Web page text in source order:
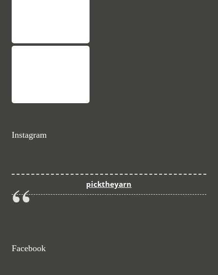
Instagram
picktheyarn
Facebook